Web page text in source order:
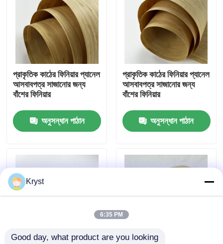
ভিডিও
আমাদের সম্বন্ধে
কারখানা পরিদর্শন
গুণমান নিয়ন্ত্রণ
খবর
একটি উদ্ধৃতি অনুরোধ করুন
প্রাকৃতিক কাঠের ফিনিয়ার প্যানেল
আসবাবপত্র সাজানোর জন্য
বাঁশের ফিনিয়ার
অনুসন্ধান পাঠান
প্রাকৃতিক কাঠের ফিনিয়ার প্যানেল
আসবাবপত্র সাজানোর জন্য
বাঁশের ফিনিয়ার
অনুসন্ধান পাঠান
Kryst
6:35 PM
Good day, what product are you looking